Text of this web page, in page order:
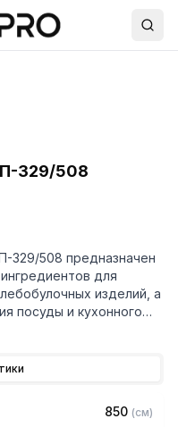
329/508
329/508 предназначен
для
изделий, а
посуды и кухонного
питания и
850 (см)